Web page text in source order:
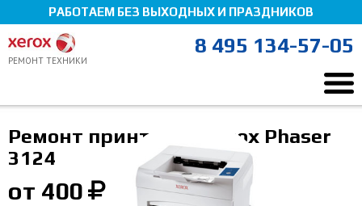
РАБОТАЕМ БЕЗ ВЫХОДНЫХ И ПРАЗДНИКОВ
РЕМОНТ ТЕХНИКИ
8 495 134-57-05
Xerox Phaser 3124
Мы здесь, чтобы помочь!
Ремонт принтеров Xerox Phaser
3124
от 400